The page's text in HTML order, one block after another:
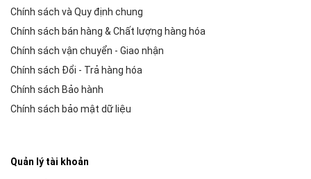
Chính sách và Quy định chung
Chính sách bán hàng & Chất lượng hàng hóa
Chính sách vận chuyển - Giao nhận
Chính sách Đổi - Trả hàng hóa
Chính sách Bảo hành
Chính sách bảo mật dữ liệu
Quản lý tài khoản